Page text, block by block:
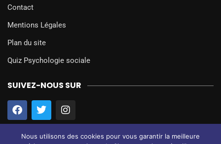
Contact
Mentions Légales
Plan du site
Quiz Psychologie sociale
SUIVEZ-NOUS SUR
Nous utilisons des cookies pour vous garantir la meilleure